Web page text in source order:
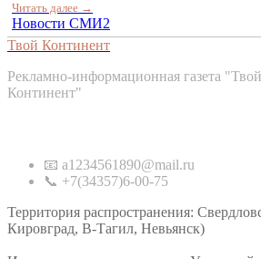
Читать далее →
Новости СМИ2
Твой Континент
Рекламно-информационная газета "Твой
Континент"
📧 a1234561890@mail.ru
📞 +7(34357)6-00-75
Территория распространения:
Кировград, В-Тагил, Невьянск)